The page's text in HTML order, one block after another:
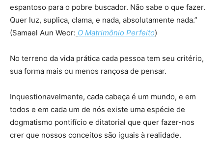
espantoso para o pobre buscador. Não sabe o que fazer.
Quer luz, suplica, clama, e nada, absolutamente nada.”
(Samael Aun Weor: O Matrimônio Perfeito)
No terreno da vida prática cada pessoa tem seu critério,
sua forma mais ou menos rançosa de pensar.
Inquestionavelmente, cada cabeça é um mundo, e em
todos e em cada um de nós existe uma espécie de
dogmatismo pontifício e ditatorial que quer fazer-nos
crer que nossos conceitos são iguais à realidade.